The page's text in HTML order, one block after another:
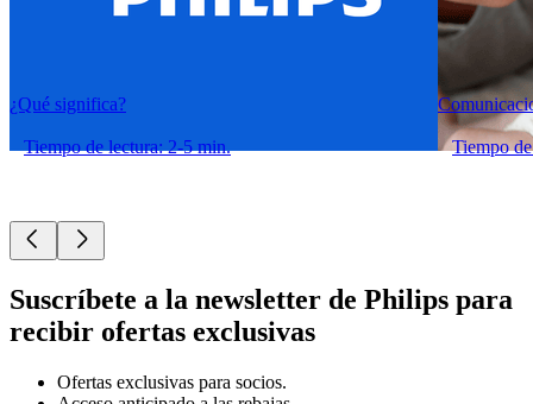
¿Qué significa?
Tiempo de lectura: 2-5 min. Tiempo
Suscríbete a la newsletter de Philips para
recibir ofertas exclusivas
Ofertas exclusivas para socios.